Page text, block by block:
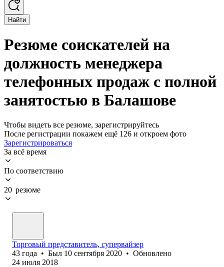
Найти
Резюме соискателей на
должность менеджера
телефонных продаж с полной
занятостью в Балашове
Чтобы видеть все резюме, зарегистрируйтесь
После регистрации покажем ещё 126 и откроем фото
Зарегистрироваться
За всё время
По соответствию
20 резюме
Торговый представитель, супервайзер
43 года • Был 10 сентября 2020 • Обновлено
24 июля 2018